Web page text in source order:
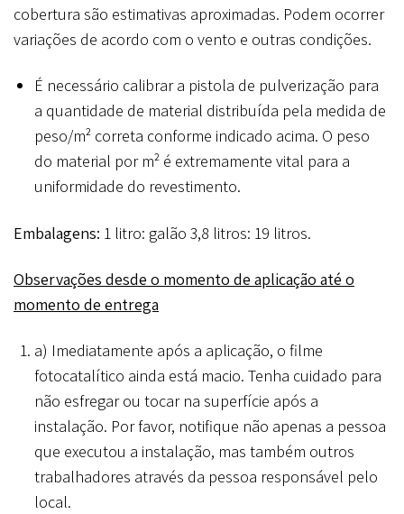
cobertura são estimativas aproximadas. Podem ocorrer
variações de acordo com o vento e outras condições.
É necessário calibrar a pistola de pulverização para
a quantidade de material distribuída pela medida de
peso/m² correta conforme indicado acima. O peso
do material por m² é extremamente vital para a
uniformidade do revestimento.
Embalagens: 1 litro: galão 3,8 litros: 19 litros.
Observações desde o momento de aplicação até o
momento de entrega
a) Imediatamente após a aplicação, o filme
fotocatalítico ainda está macio. Tenha cuidado para
não esfregar ou tocar na superfície após a
instalação. Por favor, notifique não apenas a pessoa
que executou a instalação, mas também outros
trabalhadores através da pessoa responsável pelo
local.